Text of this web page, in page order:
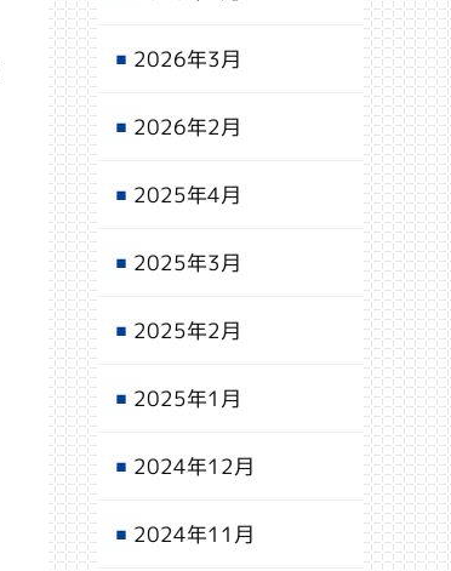
2026年3月
2026年2月
2025年4月
2025年3月
2025年2月
2025年1月
2024年12月
2024年11月